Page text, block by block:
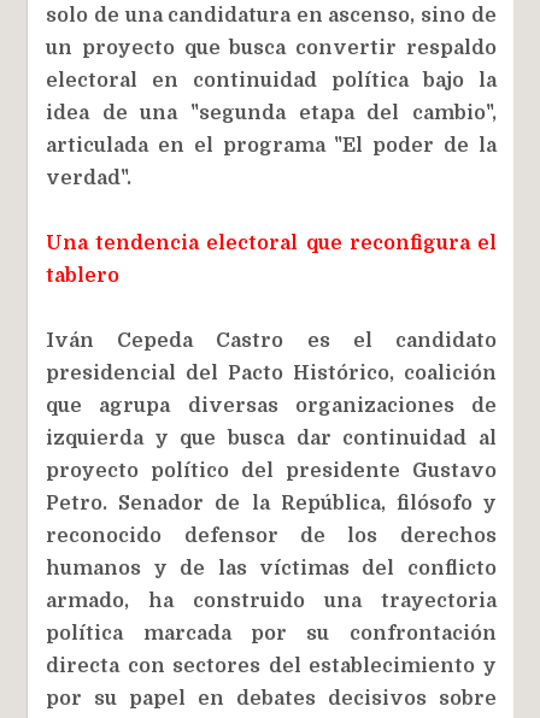
solo de una candidatura en ascenso, sino de
un proyecto que busca convertir respaldo
electoral en continuidad política bajo la
idea de una "segunda etapa del cambio",
articulada en el programa "El poder de la
verdad".
Una tendencia electoral que reconfigura el
tablero
Iván Cepeda Castro es el candidato
presidencial del Pacto Histórico, coalición
que agrupa diversas organizaciones de
izquierda y que busca dar continuidad al
proyecto político del presidente Gustavo
Petro. Senador de la República, filósofo y
reconocido defensor de los derechos
humanos y de las víctimas del conflicto
armado, ha construido una trayectoria
política marcada por su confrontación
directa con sectores del establecimiento y
por su papel en debates decisivos sobre